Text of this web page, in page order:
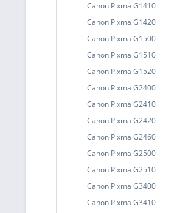
Canon Pixma G1410
Canon Pixma G1420
Canon Pixma G1500
Canon Pixma G1510
Canon Pixma G1520
Canon Pixma G2400
Canon Pixma G2410
Canon Pixma G2420
Canon Pixma G2460
Canon Pixma G2500
Canon Pixma G2510
Canon Pixma G3400
Canon Pixma G3410